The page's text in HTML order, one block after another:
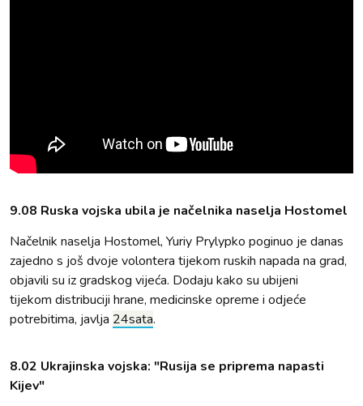
9.08 Ruska vojska ubila je načelnika naselja Hostomel
Načelnik naselja Hostomel, Yuriy Prylypko poginuo je danas
zajedno s još dvoje volontera tijekom ruskih napada na grad,
objavili su iz gradskog vijeća. Dodaju kako su ubijeni
tijekom distribuciji hrane, medicinske opreme i odjeće
potrebitima, javlja 24sata.
8.02 Ukrajinska vojska: "Rusija se priprema napasti
Kijev"